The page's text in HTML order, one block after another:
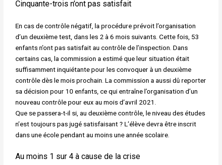
Cinquante-trois n’ont pas satisfait
En cas de contrôle négatif, la procédure prévoit l’organisation
d’un deuxième test, dans les 2 à 6 mois suivants. Cette fois, 53
enfants n’ont pas satisfait au contrôle de l’inspection. Dans
certains cas, la commission a estimé que leur situation était
suffisamment inquiétante pour les convoquer à un deuxième
contrôle dès le mois prochain. La commission a aussi dû reporter
sa décision pour 10 enfants, ce qui entraîne l’organisation d’un
nouveau contrôle pour eux au mois d’avril 2021.
Que se passera-t-il si, au deuxième contrôle, le niveau des études
n’est toujours pas jugé satisfaisant ? L’élève devra être inscrit
dans une école pendant au moins une année scolaire.
Au moins 1 sur 4 à cause de la crise